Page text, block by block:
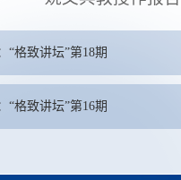
“格致讲坛”第18期
“格致讲坛”第16期